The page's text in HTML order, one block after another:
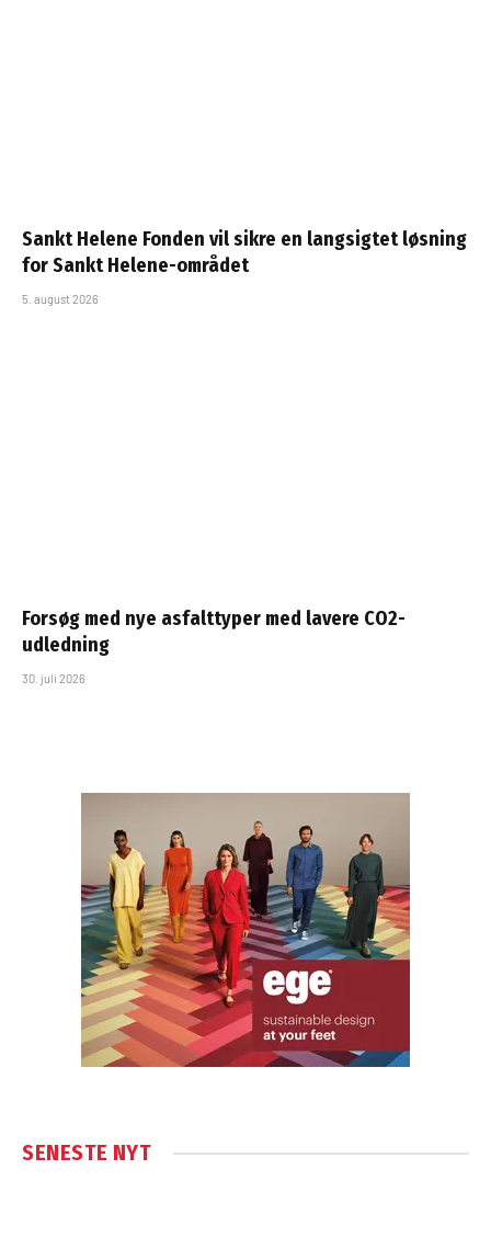
Sankt Helene Fonden vil sikre en langsigtet løsning
for Sankt Helene-området
5. august 2026
Forsøg med nye asfalttyper med lavere CO2-
udledning
30. juli 2026
SENESTE NYT